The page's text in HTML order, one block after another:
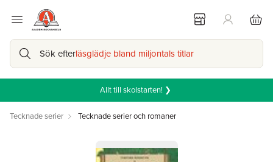
Sök efterläsglädje bland miljontals titlar
Allt till skolstarten! ❯
Tecknade serier Tecknade serier och romaner